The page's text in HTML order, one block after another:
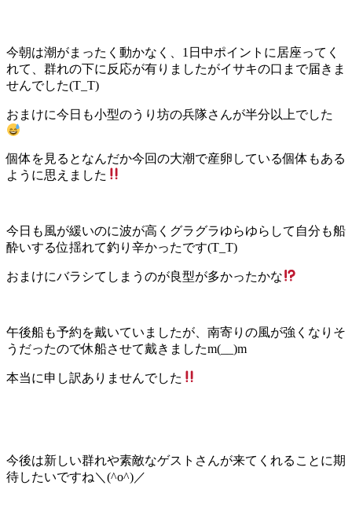
今朝は潮がまったく動かなく、1日中ポイントに居座ってく
れて、群れの下に反応が有りましたがイサキの口まで届きま
せんでした(T_T)
おまけに今日も小型のうり坊の兵隊さんが半分以上でした
個体を見るとなんだか今回の大潮で産卵している個体もある
ように思えました
今日も風が緩いのに波が高くグラグラゆらゆらして自分も船
酔いする位揺れて釣り辛かったです(T_T)
おまけにバラシてしまうのが良型が多かったかな
午後船も予約を戴いていましたが、南寄りの風が強くなりそ
うだったので休船させて戴きましたm(__)m
本当に申し訳ありませんでした
今後は新しい群れや素敵なゲストさんが来てくれることに期
待したいですね＼(^o^)／